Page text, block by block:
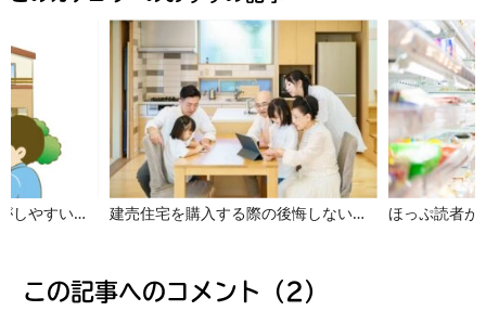
お家のプロ直伝！子育てがしやすい間取りのススメ！【下関市・マイホーム】 建売住宅を購入する際の後悔しないチェックポイントをエミアスに聞いてきました！
この記事へのコメント（2）